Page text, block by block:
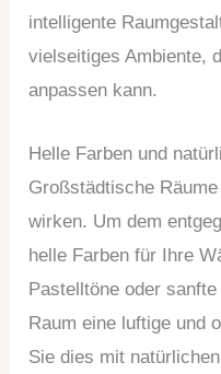
intelligente
vielseitiges Ambiente,
anpassen kann.
Helle Farben und
Großstädtische
wirken. Um dem
helle Farben für Ihre
Pastelltöne oder
Raum eine luftige und
Sie dies mit